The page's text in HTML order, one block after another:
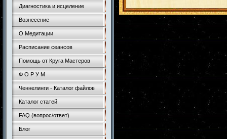
Диагностика и исцеление
Вознесение
О Медитации
Расписание сеансов
Помощь от Круга Мастеров
Ф О Р У М
Ченнелинги - Каталог файлов
Каталог статей
FAQ (вопрос/ответ)
Блог